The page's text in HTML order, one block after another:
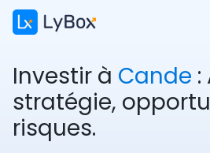
Investir à Cande
stratégie,
risques.